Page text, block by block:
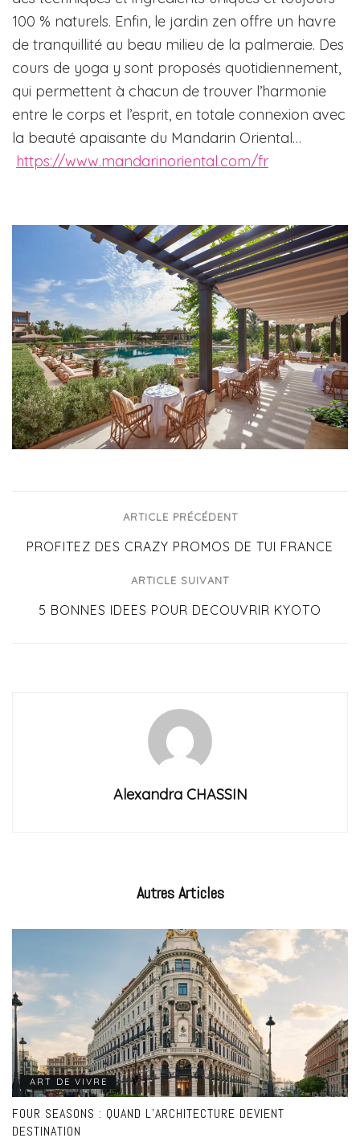
100 % naturels. Enfin, le jardin zen offre un havre
de tranquillité au beau milieu de la palmeraie. Des
cours de yoga y sont proposés quotidiennement,
qui permettent à chacun de trouver l’harmonie
entre le corps et l’esprit, en totale connexion avec
la beauté apaisante du Mandarin Oriental…
https://www.mandarinoriental.com/fr
ARTICLE PRÉCÉDENT
PROFITEZ DES CRAZY PROMOS DE TUI FRANCE
ARTICLE SUIVANT
5 BONNES IDEES POUR DECOUVRIR KYOTO
Alexandra CHASSIN
AutresArticles
ART DE VIVRE
FOUR SEASONS : QUAND L’ARCHITECTURE DEVIENT
DESTINATION